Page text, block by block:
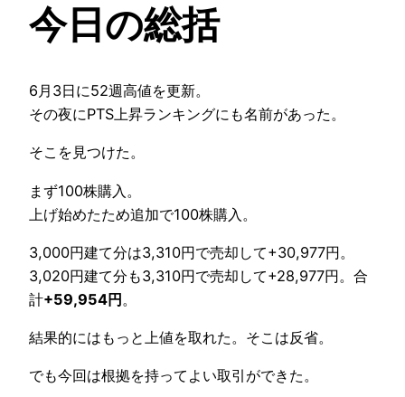
今日の総括
6月3日に52週高値を更新。
その夜にPTS上昇ランキングにも名前があった。
そこを見つけた。
まず100株購入。
上げ始めたため追加で100株購入。
3,000円建て分は3,310円で売却して+30,977円。
3,020円建て分も3,310円で売却して+28,977円。合
計+59,954円。
結果的にはもっと上値を取れた。そこは反省。
でも今回は根拠を持ってよい取引ができた。